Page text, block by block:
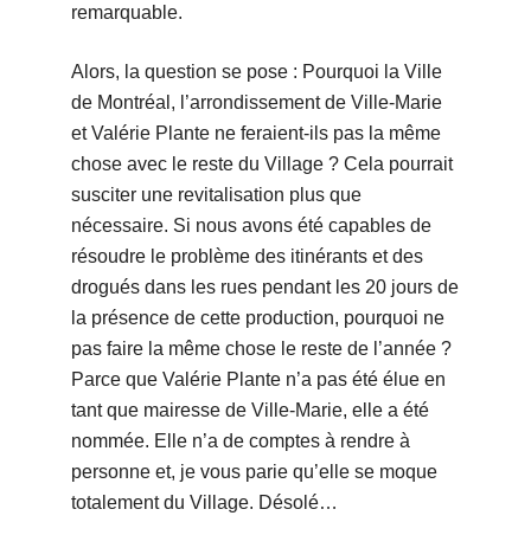
remarquable.
Alors, la question se pose : Pourquoi la Ville
de Montréal, l’arrondissement de Ville-Marie
et Valérie Plante ne feraient-ils pas la même
chose avec le reste du Village ? Cela pourrait
susciter une revitalisation plus que
nécessaire. Si nous avons été capables de
résoudre le problème des itinérants et des
drogués dans les rues pendant les 20 jours de
la présence de cette production, pourquoi ne
pas faire la même chose le reste de l’année ?
Parce que Valérie Plante n’a pas été élue en
tant que mairesse de Ville-Marie, elle a été
nommée. Elle n’a de comptes à rendre à
personne et, je vous parie qu’elle se moque
totalement du Village. Désolé…